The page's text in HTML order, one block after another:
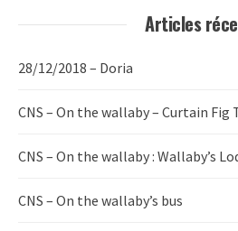
Articles
28/12/2018 – Doria
CNS – On the wallaby – Curtain Fig
CNS – On the wallaby : Wallaby’s
CNS – On the wallaby’s bus